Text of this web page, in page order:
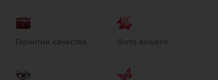
Гарантия качества Фото вашего